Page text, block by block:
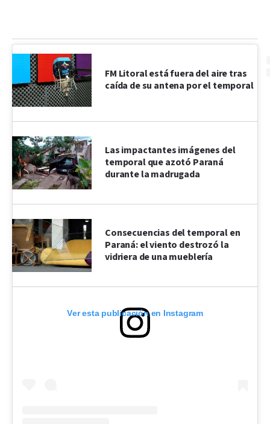
FM Litoral está fuera del aire tras
caída de su antena por el temporal
Las impactantes imágenes del
temporal que azotó Paraná
durante la madrugada
Consecuencias del temporal en
Paraná: el viento destrozó la
vidriera de una mueblería
Ver esta publicación en Instagram